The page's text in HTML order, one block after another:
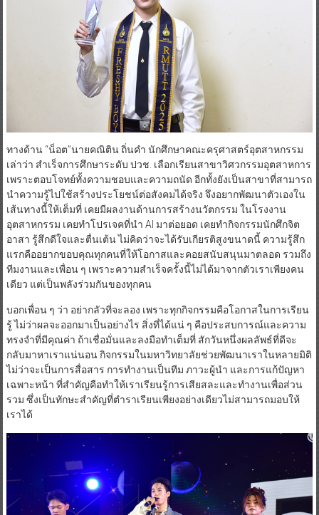
ทางด้าน “น็อต”นายคณิติน ถิ่นคำ นักศึกษาคณะครุศาสตร์อุตสาหกรรม
เล่าว่า สำเร็จการศึกษาระดับ ปวช. เลือกเรียนสาขาวิศวกรรมอุตสาหการ
เพราะตอบโจทย์ทั้งความชอบและความถนัด อีกทั้งยังเป็นสาขาที่สามารถ
นำความรู้ไปใช้สร้างประโยชน์ต่อสังคมได้จริง จึงอยากพัฒนาตัวเองใน
เส้นทางนี้ให้เต็มที่ เคยมีผลงานด้านการสร้างนวัตกรรม ในโรงงาน
อุตสาหกรรม เคยทำโปรเจคที่นำ AI มาต่อยอด เคยทำกิจกรรมนักศึกจิต
อาสา รู้สึกดีใจและตื่นเต้น ไม่คิดว่าจะได้รับเกียรติสูงขนาดนี้ ความรู้สึก
แรกคืออยากขอบคุณทุกคนที่ให้โอกาสและคอยสนับสนุนมาตลอด รวมถึง
ทีมงานและเพื่อน ๆ เพราะความสำเร็จครั้งนี้ไม่ได้มาจากตัวเราเพียงคน
เดียว แต่เป็นพลังร่วมกันของทุกคน
บอกเพื่อน ๆ ว่า อย่ากลัวที่จะลอง เพราะทุกกิจกรรมคือโอกาสในการเรียน
รู้ ไม่ว่าผลจะออกมาเป็นอย่างไร สิ่งที่ได้แน่ ๆ คือประสบการณ์และความ
ทรงจำที่มีคุณค่า ถ้าเชื่อมั่นและลงมือทำเต็มที่ สักวันหนึ่งผลลัพธ์ที่ดีจะ
กลับมาหาเราแน่นอน กิจกรรมในมหาวิทยาลัยช่วยพัฒนาเราในหลายมิติ
ไม่ว่าจะเป็นการสื่อสาร การทำงานเป็นทีม ภาวะผู้นำ และการแก้ปัญหา
เฉพาะหน้า ที่สำคัญคือทำให้เราเรียนรู้การเสียสละและทำงานเพื่อส่วน
รวม ซึ่งเป็นทักษะสำคัญที่ตำราเรียนเพียงอย่างเดียวไม่สามารถมอบให้
เราได้